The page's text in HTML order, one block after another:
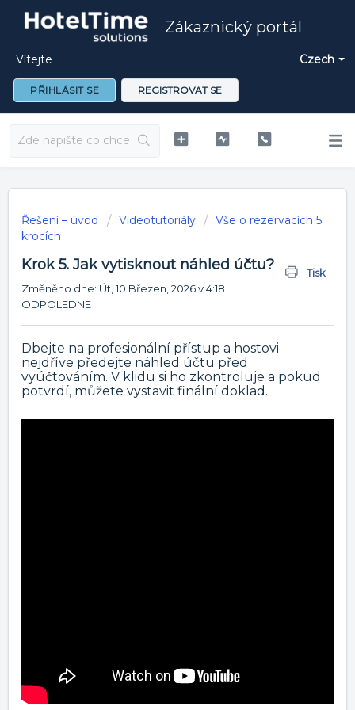
Zákaznický portál
Czech
Vítejte
PŘIHLÁSIT SE REGISTROVAT SE
Řešení – úvod Videotutoriály
Vše o rezervacích 5
krocích
Krok 5. Jak vytisknout náhled účtu?
Tisk
Změněno dne: Út, 10 Březen, 2026 v 4:18
ODPOLEDNE
Dbejte na profesionální přístup a hostovi
nejdříve předejte náhled účtu před
vyúčtováním. V klidu si ho zkontroluje a pokud
potvrdí, můžete vystavit finální doklad.